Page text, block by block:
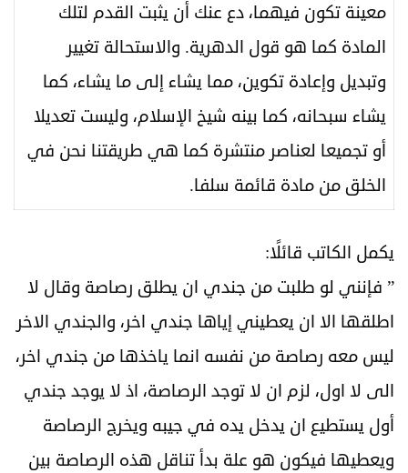
معينة تكون فيهما، دع عنك أن يثبت القدم لتلك
المادة كما هو قول الدهرية. والاستحالة تغيير
وتبديل وإعادة تكوين، مما يشاء إلى ما يشاء، كما
يشاء سبحانه، كما بينه شيخ الإسلام، وليست تعديلا
أو تجميعا لعناصر منتشرة كما هي طريقتنا نحن في
الخلق من مادة قائمة سلفا.
يكمل الكاتب قائلًا:
” فإنني لو طلبت من جندي ان يطلق رصاصة وقال لا
اطلقها الا ان يعطيني إياها جندي اخر، والجندي الاخر
ليس معه رصاصة من نفسه انما ياخذها من جندي اخر،
الى لا اول، لزم ان لا توجد الرصاصة، اذ لا يوجد جندي
أول يستطيع ان يدخل يده في جيبه ويخرج الرصاصة
ويعطيها فيكون هو علة بدأ تناقل هذه الرصاصة بين